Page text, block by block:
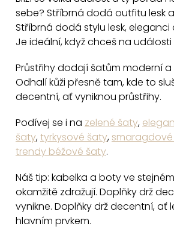
l
á
d
c
í
p
v
k
v
ý
p
sebe? Stříbrná dodá outfitu lesk
Stříbrná dodá stylu lesk, eleganci
Je ideální, když chceš na události
Průstřihy dodají šatům moderní
Odhalí kůži přesně tam, kde to
decentní, ať vyniknou průstřihy.
Podívej se i na zelené šaty,
šaty,tyrkysové šaty,
trendy béžové šaty.
Náš tip: kabelka a boty ve
okamžitě zdražují. Doplňky drž
vynikne. Doplňky drž decentní, ať
hlavním prvkem.